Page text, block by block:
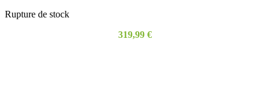
Rupture de stock
319,99 €